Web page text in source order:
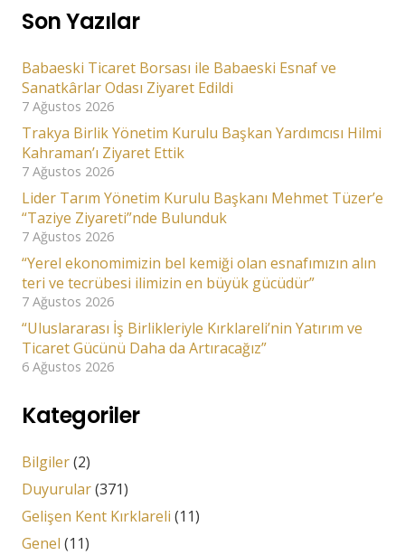
Son Yazılar
Babaeski Ticaret Borsası ile Babaeski Esnaf ve
Sanatkârlar Odası Ziyaret Edildi
7 Ağustos 2026
Trakya Birlik Yönetim Kurulu Başkan Yardımcısı Hilmi
Kahraman’ı Ziyaret Ettik
7 Ağustos 2026
Lider Tarım Yönetim Kurulu Başkanı Mehmet Tüzer’e
“Taziye Ziyareti”nde Bulunduk
7 Ağustos 2026
“Yerel ekonomimizin bel kemiği olan esnafımızın alın
teri ve tecrübesi ilimizin en büyük gücüdür”
7 Ağustos 2026
“Uluslararası İş Birlikleriyle Kırklareli’nin Yatırım ve
Ticaret Gücünü Daha da Artıracağız”
6 Ağustos 2026
Kategoriler
Bilgiler(2)
Duyurular(371)
Gelişen Kent Kırklareli (11)
Genel (11)